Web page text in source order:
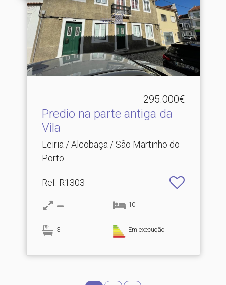
295.000€
Predio na parte antiga da
Vila
Leiria / Alcobaça / São Martinho do
Porto
Ref: R1303
10
3 Em execução